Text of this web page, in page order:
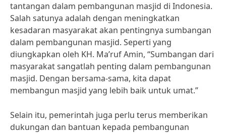
tantangan dalam pembangunan masjid di Indonesia.
Salah satunya adalah dengan meningkatkan
kesadaran masyarakat akan pentingnya sumbangan
dalam pembangunan masjid. Seperti yang
diungkapkan oleh KH. Ma’ruf Amin, “Sumbangan dari
masyarakat sangatlah penting dalam pembangunan
masjid. Dengan bersama-sama, kita dapat
membangun masjid yang lebih baik untuk umat.”
Selain itu, pemerintah juga perlu terus memberikan
dukungan dan bantuan kepada pembangunan